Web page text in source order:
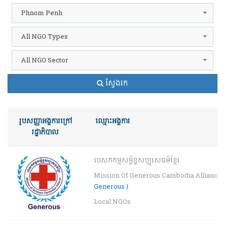
Phnom Penh
All NGO Types
All NGO Sector
ស្វែងរក
រូបសញ្ញាអង្គការក្រៅ
រដ្ឋាភិបាល
ឈ្មោះ​អង្គការ
បេសកកម្មសម្ព័ន្ធសប្បុរសធម៌ខ្មែរ
Mission Of Generous Cambodia Alliance
Generous )
Local NGOs